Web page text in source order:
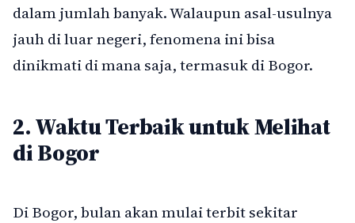
dalam jumlah banyak. Walaupun asal-usulnya
jauh di luar negeri, fenomena ini bisa
dinikmati di mana saja, termasuk di Bogor.
2. Waktu Terbaik untuk Melihat
di Bogor
Di Bogor, bulan akan mulai terbit sekitar